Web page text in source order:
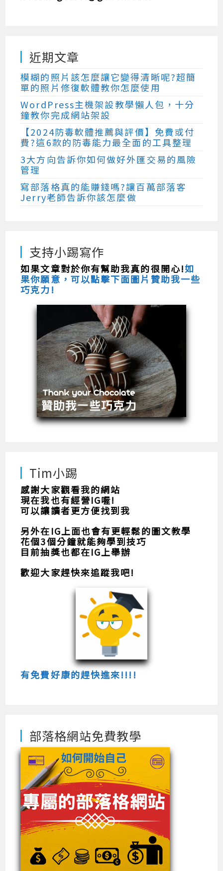
近期文章
模糊的照片該怎麼讓它變得清晰呢?超簡
單的照片修復軟體教你怎麼使用
WordPress主機架設教學懶人包，十分
鐘教你完成網站架設
【2024防毒軟體推薦與評價】免費或付
費?這6款的防毒能力最全面的工具整理
3大方向告訴你如何做好外匯交易的風險
管理
寫部落格真的能賺錢嗎?讓百萬部落客
Jerry老師告訴你該怎麼做
支持小踢寫作
如果文章對於你有幫助我真的很開心!如
果你願意，可以點擊下面圖片贊助我一些
巧克力!
Tim小踢
感謝大家觀看我的網站
現在我也有經營IG喔!
可以讓讀者更方便找到我
另外在IG上面也會有更輕鬆的圖文教學
花個3個分鐘就能夠學到技巧
目前抽獎也都在IG上舉辦
歡迎大家趕快來追蹤我吧!
有免費好康的趕快進來!!!!
部落格網站免費教學